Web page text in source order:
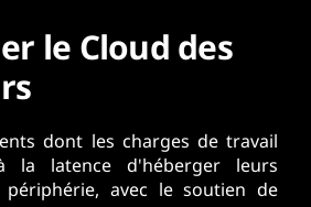
le Cloud des
dont les charges de travail
la latence d'héberger leurs
avec le soutien de